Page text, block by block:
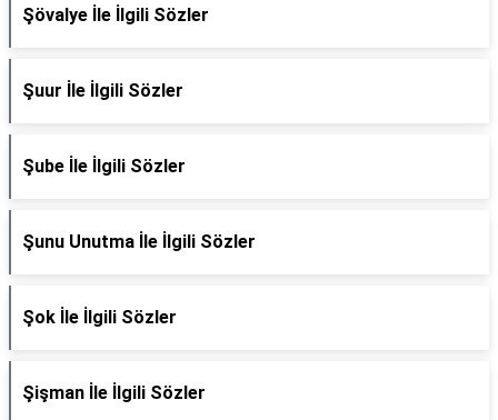
Şövalye İle İlgili Sözler
Şuur İle İlgili Sözler
Şube İle İlgili Sözler
Şunu Unutma İle İlgili Sözler
Şok İle İlgili Sözler
Şişman İle İlgili Sözler